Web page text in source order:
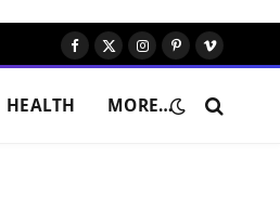
Facebook
X
Instagram
Pinterest
Vimeo
HEALTH MORE…